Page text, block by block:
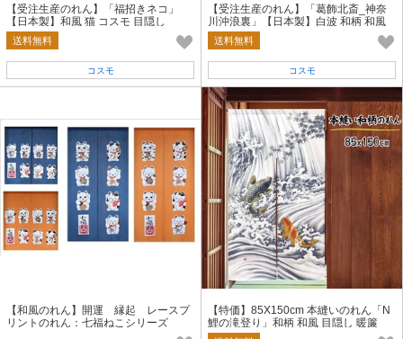
【受注生産のれん】「福招きネコ」
【日本製】和風 猫 コスモ 目隠し
送料無料
コスモ
【受注生産のれん】「葛飾北斎_神奈
川沖浪裏」【日本製】白波 和柄 和風
目隠し 暖簾
送料無料
コスモ
【和風のれん】開運 縁起 レースプ
リントのれん：七福ねこシリーズ
【特価】85X150cm 本縫いのれん「N
鯉の滝登り」和柄 和風 目隠し 暖簾